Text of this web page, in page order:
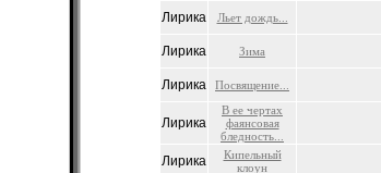
Лирика Льет дождь...
Лирика Зима
Лирика Посвящение...
Лирика
В ее чертах
фаянсовая
бледность...
Лирика
Кипельный
клоун